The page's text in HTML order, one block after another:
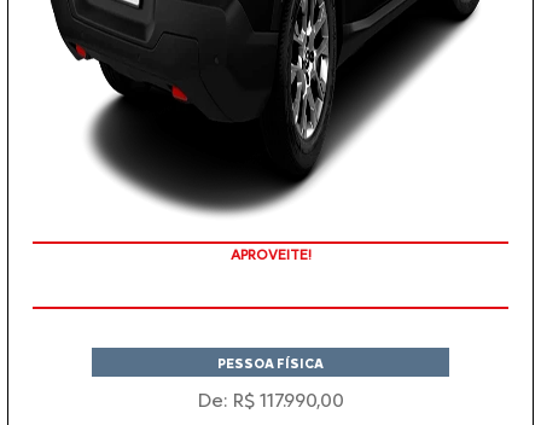
APROVEITE!
PESSOA FÍSICA
De: R$ 117.990,00